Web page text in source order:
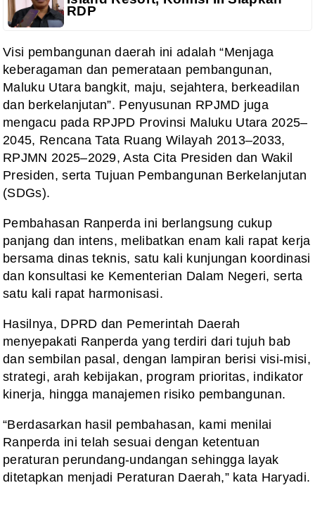
RDP
Visi pembangunan daerah ini adalah “Menjaga
keberagaman dan pemerataan pembangunan,
Maluku Utara bangkit, maju, sejahtera, berkeadilan
dan berkelanjutan”. Penyusunan RPJMD juga
mengacu pada RPJPD Provinsi Maluku Utara 2025–
2045, Rencana Tata Ruang Wilayah 2013–2033,
RPJMN 2025–2029, Asta Cita Presiden dan Wakil
Presiden, serta Tujuan Pembangunan Berkelanjutan
(SDGs).
Pembahasan Ranperda ini berlangsung cukup
panjang dan intens, melibatkan enam kali rapat kerja
bersama dinas teknis, satu kali kunjungan koordinasi
dan konsultasi ke Kementerian Dalam Negeri, serta
satu kali rapat harmonisasi.
Hasilnya, DPRD dan Pemerintah Daerah
menyepakati Ranperda yang terdiri dari tujuh bab
dan sembilan pasal, dengan lampiran berisi visi-misi,
strategi, arah kebijakan, program prioritas, indikator
kinerja, hingga manajemen risiko pembangunan.
“Berdasarkan hasil pembahasan, kami menilai
Ranperda ini telah sesuai dengan ketentuan
peraturan perundang-undangan sehingga layak
ditetapkan menjadi Peraturan Daerah,” kata Haryadi.